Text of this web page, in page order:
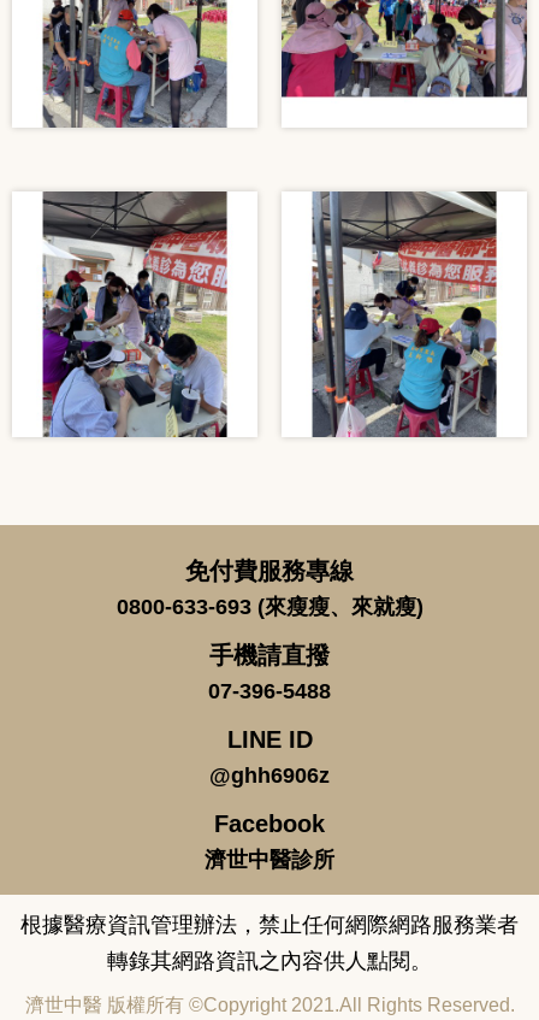
免付費服務專線
0800-633-693 (來瘦瘦、來就瘦)
手機請直撥
07-396-5488
LINE ID
@ghh6906z
Facebook
濟世中醫診所
根據醫療資訊管理辦法，禁止任何網際網路服務業者
轉錄其網路資訊之內容供人點閱。
濟世中醫 版權所有 ©Copyright 2021.All Rights Reserved.